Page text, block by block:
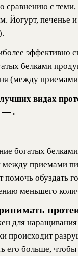
сравнению с теми,
Йогурт, печенье
эффективно
белками
(между
видах
— .
богатых
между приемами
помочь обуздать
меньшего
для
происходит
его больше,